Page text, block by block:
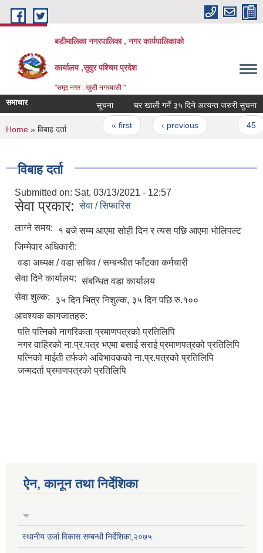
Skip to main content
बडीमालिका नगरपालिका , नगर कार्यपालिकाको
कार्यालय ,सुदुर पश्चिम प्रदेश
"समृद्द नगर : खुसी नगरबासी "
समाचार सूचना घर खाली गर्ने ३५ दिने अत्यन्त जरुरी सुचना
Pages
« first ‹ previous
You are here
Home » विबाह दर्ता
विबाह दर्ता
Submitted on: Sat, 03/13/2021 - 12:57
सेवा प्रकार: सेवा / सिफारिस
लाग्ने समय:
१ बजे सम्म आएमा सोही दिन र त्यस पछि आएमा भोलिपल्ट
जिम्मेवार अधिकारी:
वडा अध्यक्ष / वडा सचिव / सम्बन्धीत फाँटका कर्मचारी
सेवा दिने कार्यालय: संबन्धित वडा कार्यालय
सेवा शुल्क:
३५ दिन भित्र निशुल्क, ३५ दिन पछि रु.१००
आवश्यक कागजातहरु:
पति पत्निको नागरिकता प्रमाणपत्रको प्रतिलिपि
नगर वाहिरको ना.प्र.पत्र भएमा बसाई सराई प्रमाणपत्रको प्रतिलिपि
पत्निको माईती तर्फको अविभावकको ना.प्र.पत्रको प्रतिलिपि
जन्मदर्ता प्रमाणपत्रको प्रतिलिपि
ऐन, कानून तथा निर्देशिका
स्थानीय उर्जा विकास सम्बन्धी निर्देशिका,२०७५